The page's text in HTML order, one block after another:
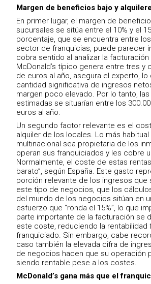
Margen de beneficios bajo y
En primer lugar, el margen de
sucursales se sitúa entre el 10% y el
porcentaje, que se encuentra entre
sector de franquicias, puede parecer
cobra sentido al analizar la facturación
McDonald’s típico genera entre tres y
de euros al año, asegura el experto, lo
cantidad significativa de ingresos
margen poco elevado. Por lo tanto,
estimadas se situarían entre los
euros al año.
Un segundo factor relevante es el
alquiler de los locales. Lo más habitual
multinacional sea propietaria de los
operan sus franquiciados y les cobre
Normalmente, el coste de estas
barato”, según España. Este gasto
porción relevante de los ingresos que
este tipo de negocios, que los
del mundo de los negocios sitúan en
esfuerzo que “ronda el 15%”, lo que
parte importante de la facturación se
este coste, reduciendo la rentabilidad
franquiciado. Sin embargo, cabe
caso también la elevada cifra de
de negocios hacen que su operación
siendo rentable pese a los costes.
McDonald’s gana más que el